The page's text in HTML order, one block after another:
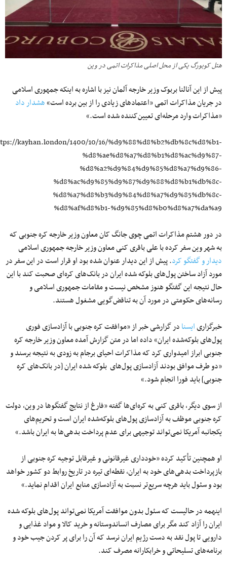
هتل کوبورگ یکی از محل اصلی مذاکرات اتمی در وین
پیش از این آنالنا بربوک وزیر خارجه آلمان نیز با اشاره به اینکه جمهوری اسلامی
در جریان مذاکرات اتمی «اعتمادهای زیادی را از بین برده است»هشدار داد
«مذاکرات وارد مرحله‌ای تعیین‌کننده شده است.»
kayhan.london/1400/10/16/%d9%88%d8%b2%db%8c%d8%b1-
%d8%ae%d8%a7%d8%b1%d8%ac%d9%87-
%d8%a2%d9%84%d9%85%d8%a7%d9%86-
%d8%ac%d9%85%d9%87%d9%88%d8%b1%db%8c-
%d8%a7%d8%b3%d9%84%d8%a7%d9%85%db%8c-
%d8%af%d8%b1-%d9%85%d8%b0%d8%a7%da%a9
در دور هشتم مذاکرات اتمی چوی جانگ کان معاون وزیر خارجه کره جنوبی که
به شهر وین سفر کرده با علی باقری‌ کنی معاون وزیر خارجه جمهوری اسلامی
دیدار و گفتگو کرد. پیش از این دیدار عنوان شده بود او قرار است در این سفر در
مورد آزاد ساختن پول‌های بلوکه شده ایران در بانک‌های کره‌ای صحبت کند با این
حال نتیجه این گفتگو هنوز مشخص نیست و مقامات جمهوری اسلامی و
رسانه‌های حکومتی در مورد آن به تناقض‌گویی مشغول هستند.
خبرگزاریایسنادر گزارشی خبر از «موافقت کره جنوبی با آزادسازی فوری
پول‌های بلوکه‌شده ایران» داده اما در متن گزارش آمده معاون وزیر خارجه کره
جنوبی ابراز امیدواری کرد که مذاکرات احیای برجام به زودی به نتیجه برسند و
«دو طرف موافق بودند آزادسازی پول‌های بلوکه‌ شده ایران [در بانک‌های کره‌
جنوبی] باید فورا انجام شود.»
از سوی دیگر، باقری‌ کنی به کره‌ای‌ها گفته «فارغ از نتایج گفتگوها در وین، دولت
کره جنوبی موظف به آزادسازی پول‌های بلوکه‌شده ایران است و تحریم‌های
یکجانبه آمریکا نمی‌تواند توجیهی برای عدم پرداخت بدهی‌ها به ایران باشد.»
او همچنین تأکید کرده «خودداری غیرقانونی و غیرقابل توجیه کره جنوبی از
بازپرداخت بدهی‌های خود به ایران، نقطه‌ای تیره در تاریخ روابط دو کشور خواهد
بود و سئول باید هرچه سریع‌تر نسبت به آزادسازی منابع ایران اقدام نماید.»
اینهمه در حالیست که سئول بدون موافقت آمریکا نمی‌تواند پول‌های بلوکه شده
ایران را آزاد کند مگر برای مصارف انساندوستانه و خرید کالا و مواد غذایی و
دارویی تا پول نقد به دست رژیم ایران نرسد که آن را برای پر کردن جیب خود و
برنامه‌های تسلیحاتی و خرابکارانه مصرف کند.